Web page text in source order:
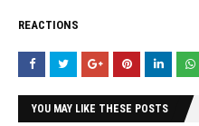
REACTIONS
YOU MAY LIKE THESE POSTS